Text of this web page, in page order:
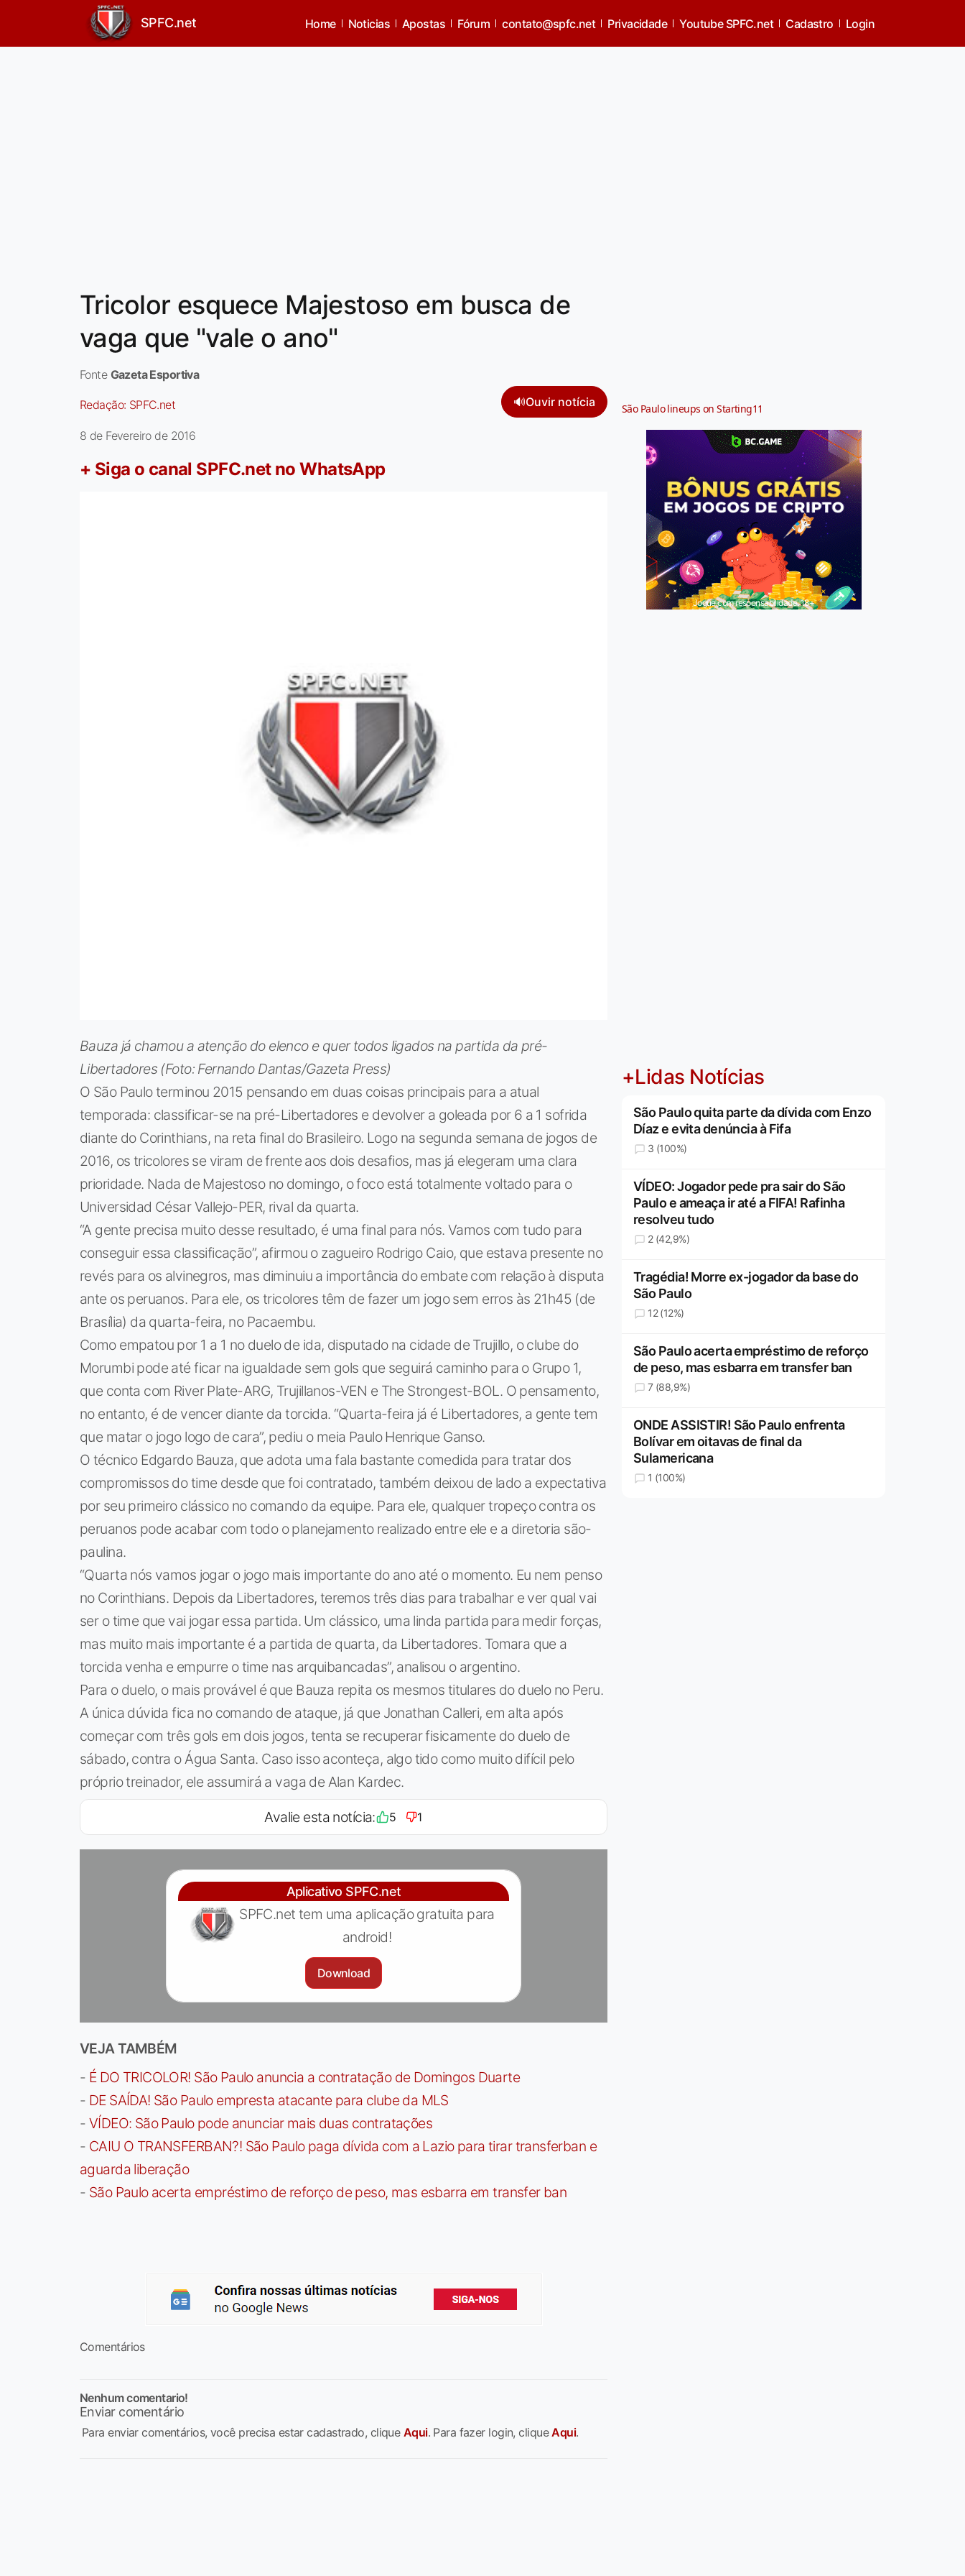
SPFC.net Home Noticias Apostas Fórum contato@spfc.net Privacidade Youtube SPFC.net Cadastro Login
Tricolor esquece Majestoso em busca de
vaga que "vale o ano"
Fonte Gazeta Esportiva
Redação: SPFC.net 🔊Ouvir notícia
8 de Fevereiro de 2016
+ Siga o canal SPFC.net no WhatsApp
Bauza já chamou a atenção do elenco e quer todos ligados na partida da pré-
Libertadores (Foto: Fernando Dantas/Gazeta Press)
O São Paulo terminou 2015 pensando em duas coisas principais para a atual
temporada: classificar-se na pré-Libertadores e devolver a goleada por 6 a 1 sofrida
diante do Corinthians, na reta final do Brasileiro. Logo na segunda semana de jogos de
2016, os tricolores se viram de frente aos dois desafios, mas já elegeram uma clara
prioridade. Nada de Majestoso no domingo, o foco está totalmente voltado para o
Universidad César Vallejo-PER, rival da quarta.
“A gente precisa muito desse resultado, é uma final para nós. Vamos com tudo para
conseguir essa classificação”, afirmou o zagueiro Rodrigo Caio, que estava presente no
revés para os alvinegros, mas diminuiu a importância do embate com relação à disputa
ante os peruanos. Para ele, os tricolores têm de fazer um jogo sem erros às 21h45 (de
Brasília) da quarta-feira, no Pacaembu.
Como empatou por 1 a 1 no duelo de ida, disputado na cidade de Trujillo, o clube do
Morumbi pode até ficar na igualdade sem gols que seguirá caminho para o Grupo 1,
que conta com River Plate-ARG, Trujillanos-VEN e The Strongest-BOL. O pensamento,
no entanto, é de vencer diante da torcida. “Quarta-feira já é Libertadores, a gente tem
que matar o jogo logo de cara”, pediu o meia Paulo Henrique Ganso.
O técnico Edgardo Bauza, que adota uma fala bastante comedida para tratar dos
compromissos do time desde que foi contratado, também deixou de lado a expectativa
por seu primeiro clássico no comando da equipe. Para ele, qualquer tropeço contra os
peruanos pode acabar com todo o planejamento realizado entre ele e a diretoria são-
paulina.
“Quarta nós vamos jogar o jogo mais importante do ano até o momento. Eu nem penso
no Corinthians. Depois da Libertadores, teremos três dias para trabalhar e ver qual vai
ser o time que vai jogar essa partida. Um clássico, uma linda partida para medir forças,
mas muito mais importante é a partida de quarta, da Libertadores. Tomara que a
torcida venha e empurre o time nas arquibancadas”, analisou o argentino.
Para o duelo, o mais provável é que Bauza repita os mesmos titulares do duelo no Peru.
A única dúvida fica no comando de ataque, já que Jonathan Calleri, em alta após
começar com três gols em dois jogos, tenta se recuperar fisicamente do duelo de
sábado, contra o Água Santa. Caso isso aconteça, algo tido como muito difícil pelo
próprio treinador, ele assumirá a vaga de Alan Kardec.
Avalie esta notícia: 5 1
Aplicativo SPFC.net
SPFC.net tem uma aplicação gratuita para
android!
Download
VEJA TAMBÉM
- É DO TRICOLOR! São Paulo anuncia a contratação de Domingos Duarte
- DE SAÍDA! São Paulo empresta atacante para clube da MLS
- VÍDEO: São Paulo pode anunciar mais duas contratações
- CAIU O TRANSFERBAN?! São Paulo paga dívida com a Lazio para tirar transferban e
aguarda liberação
- São Paulo acerta empréstimo de reforço de peso, mas esbarra em transfer ban
Comentários
Nenhum comentario!
Enviar comentário
Para enviar comentários, você precisa estar cadastrado, clique Aqui. Para fazer login, cliqueAqui.
São Paulo lineups on Starting11
Jogue com responsabilidade. 18+
+Lidas Notícias
São Paulo quita parte da dívida com Enzo
Díaz e evita denúncia à Fifa
3 (100%)
VÍDEO: Jogador pede pra sair do São
Paulo e ameaça ir até a FIFA! Rafinha
resolveu tudo
2 (42,9%)
Tragédia! Morre ex-jogador da base do
São Paulo
12 (12%)
São Paulo acerta empréstimo de reforço
de peso, mas esbarra em transfer ban
7 (88,9%)
ONDE ASSISTIR! São Paulo enfrenta
Bolívar em oitavas de final da
Sulamericana
1 (100%)